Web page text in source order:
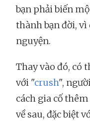
bạn phải biến
thành bạn đời, vì
nguyện.
Thay vào đó, có
với "crush",
cách gia cố
về sau, đặc biệt